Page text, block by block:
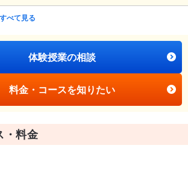
べて見る
体験授業の相談
料金・コースを知りたい
・料金